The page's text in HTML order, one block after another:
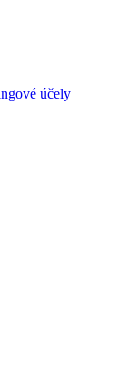
účely